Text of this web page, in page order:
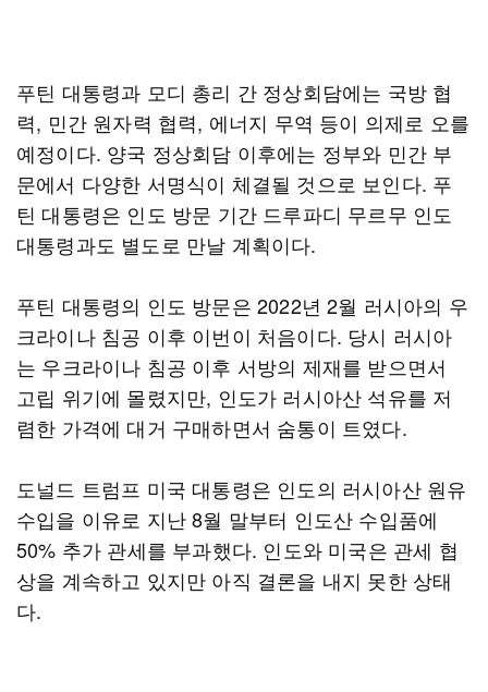
푸틴 대통령과 모디 총리 간 정상회담에는 국방 협
력, 민간 원자력 협력, 에너지 무역 등이 의제로 오를
예정이다. 양국 정상회담 이후에는 정부와 민간 부
문에서 다양한 서명식이 체결될 것으로 보인다. 푸
틴 대통령은 인도 방문 기간 드루파디 무르무 인도
대통령과도 별도로 만날 계획이다.
푸틴 대통령의 인도 방문은 2022년 2월 러시아의 우
크라이나 침공 이후 이번이 처음이다. 당시 러시아
는 우크라이나 침공 이후 서방의 제재를 받으면서
고립 위기에 몰렸지만, 인도가 러시아산 석유를 저
렴한 가격에 대거 구매하면서 숨통이 트였다.
도널드 트럼프 미국 대통령은 인도의 러시아산 원유
수입을 이유로 지난 8월 말부터 인도산 수입품에
50% 추가 관세를 부과했다. 인도와 미국은 관세 협
상을 계속하고 있지만 아직 결론을 내지 못한 상태
다.